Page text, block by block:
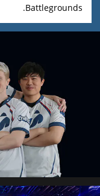
Battlegrounds.